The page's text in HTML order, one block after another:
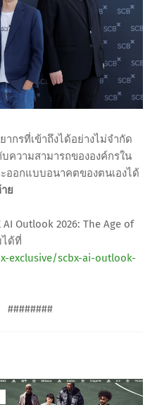
ากรที่เข้าถึงได้อย่างไม่จำกัด
ความสามารถขององค์กรใน
ออกแบบอนาคตของตนเองได้
ย
Outlook 2026: The Age of
ได้ที่
exclusive/scbx-ai-outlook-